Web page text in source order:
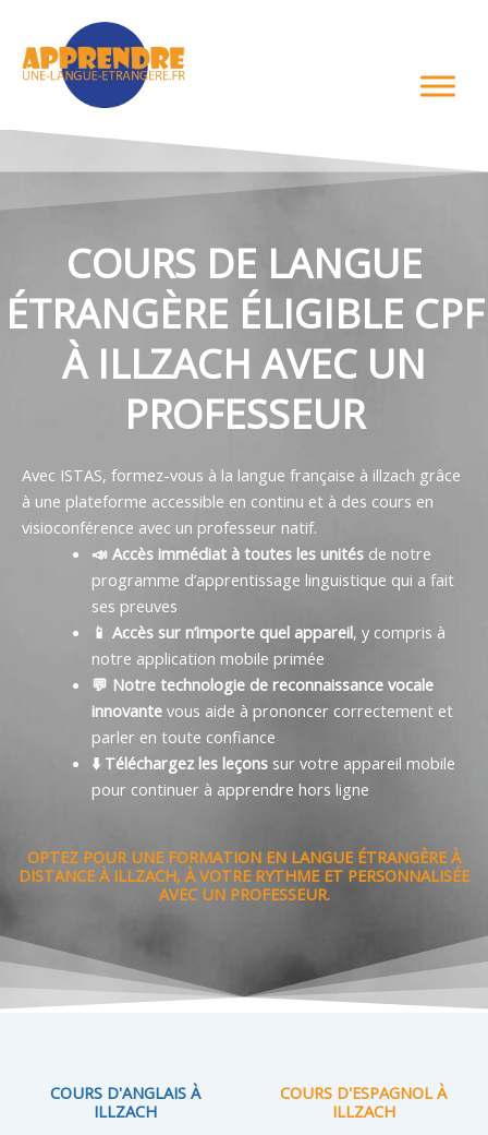
contenu
COURS DE LANGUE
ÉTRANGÈRE ÉLIGIBLE CPF
À ILLZACH AVEC UN
PROFESSEUR
Avec ISTAS, formez-vous à la langue française à illzach grâce
à une plateforme accessible en continu et à des cours en
visioconférence avec un professeur natif.
📣 Accès immédiat à toutes les unitésde notre
programme d’apprentissage linguistique qui a fait
ses preuves
📱 Accès sur n’importe quel appareil, y compris à
notre application mobile primée
💬 Notre technologie de reconnaissance vocale
innovantevous aide à prononcer correctement et
parler en toute confiance
⬇️ Téléchargez les leçonssur votre appareil mobile
pour continuer à apprendre hors ligne
OPTEZ POUR UNE FORMATION EN LANGUE ÉTRANGÈRE À
DISTANCE À ILLZACH, À VOTRE RYTHME ET PERSONNALISÉE
AVEC UN PROFESSEUR.
COURS D'ANGLAIS À
ILLZACH
COURS D'ESPAGNOL À
ILLZACH